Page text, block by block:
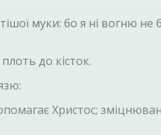
муки: бо я ні вогню не
до кісток.
Христос;